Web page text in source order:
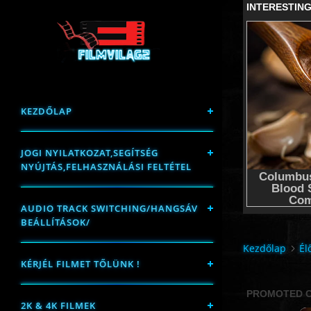
KEZDŐLAP
JOGI NYILATKOZAT,SEGÍTSÉG
NYÚJTÁS,FELHASZNÁLÁSI FELTÉTEL
AUDIO TRACK SWITCHING/HANGSÁV
BEÁLLÍTÁSOK/
KÉRJÉL FILMET TŐLÜNK !
2K & 4K FILMEK
Kezdőlap